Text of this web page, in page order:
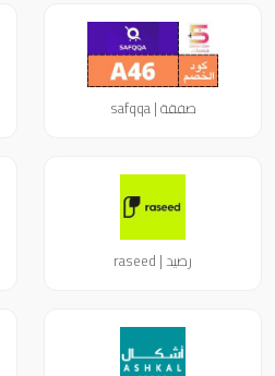
صفقة | safqqa
رصيد | raseed